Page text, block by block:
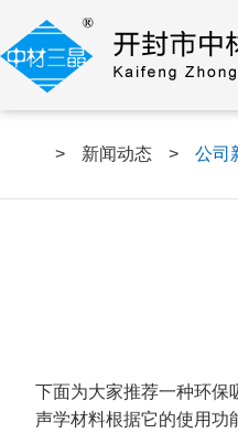
> 新闻动态 > 公司
下面为大家推荐一种环保
声学材料根据它的使用功